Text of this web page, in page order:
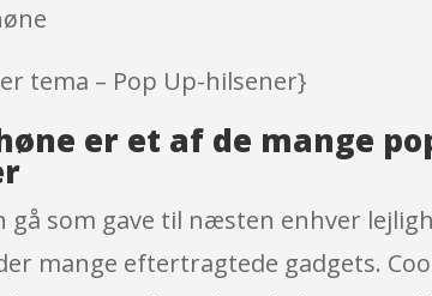
tema – Pop Up-hilsener}
er et af de mange
som gave til næsten enhver
mange eftertragtede gadgets.